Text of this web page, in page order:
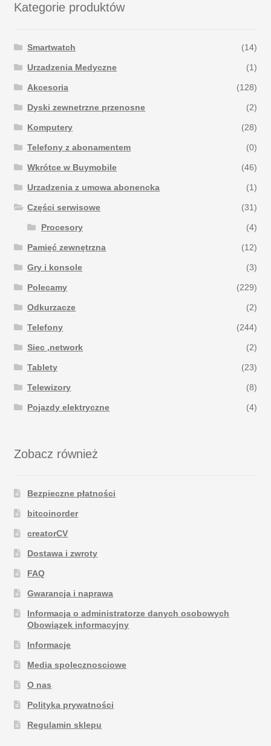
Kategorie produktów
Smartwatch (14)
Urzadzenia Medyczne (1)
Akcesoria (128)
Dyski zewnetrzne przenosne (2)
Komputery (28)
Telefony z abonamentem (0)
Wkrótce w Buymobile (46)
Urzadzenia z umowa abonencka (1)
Części serwisowe (31)
Procesory (4)
Pamięć zewnętrzna (12)
Gry i konsole (3)
Polecamy (229)
Odkurzacze (2)
Telefony (244)
Siec ,network (2)
Tablety (23)
Telewizory (8)
Pojazdy elektryczne (4)
Zobacz również
Bezpieczne płatności
bitcoinorder
creatorCV
Dostawa i zwroty
FAQ
Gwarancja i naprawa
Informacja o administratorze danych osobowych
Obowiązek informacyjny
Informacje
Media spolecznosciowe
O nas
Polityka prywatności
Regulamin sklepu